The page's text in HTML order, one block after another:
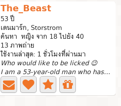
The_Beast
53 ปี
เดนมาร์ก, Storstrom
ค้นหา หญิง จาก 18 ไปยัง 40
13 ภาพถ่าย
ใช้งานล่าสุด: 1 ชั่วโมงที่ผ่านมา
Who would like to be licked 😉
I am a 53-year-old man who has what you are missing in...